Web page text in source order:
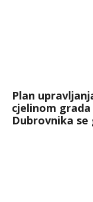
Plan
cjelinom
Dubrovnika se